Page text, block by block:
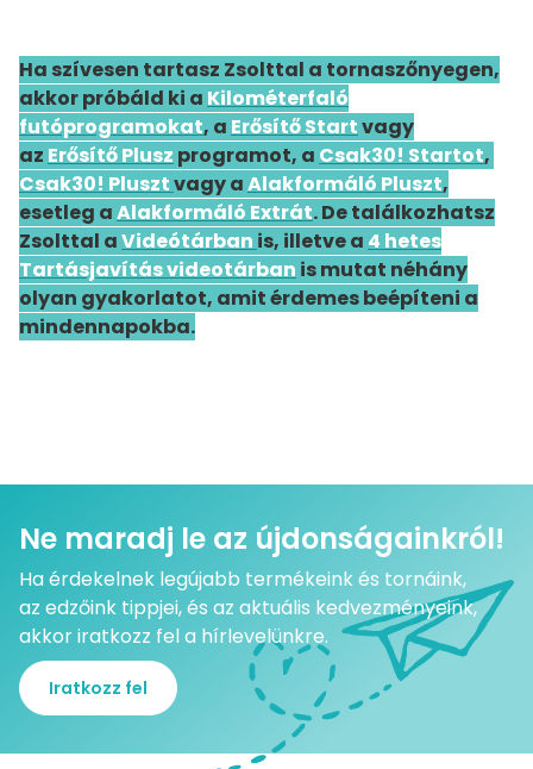
Ha szívesen tartasz Zsolttal a tornaszőnyegen,
akkor próbáld ki a Kilométerfaló
futóprogramokat, a Erősítő Startvagy
az Erősítő Plusz programot, a Csak30! Startot,
Csak30! Plusztvagy aAlakformáló Pluszt,
esetleg aAlakformáló Extrát. De találkozhatsz
Zsolttal aVideótárban is, illetve a 4 hetes
Tartásjavítás videotárban is mutat néhány
olyan gyakorlatot, amit érdemes beépíteni a
mindennapokba.
Ne maradj le az újdonságainkról!
Ha érdekelnek legújabb termékeink és tornáink,
az edzőink tippjei, és az aktuális kedvezményeink,
akkor iratkozz fel a hírlevelünkre.
Iratkozz fel